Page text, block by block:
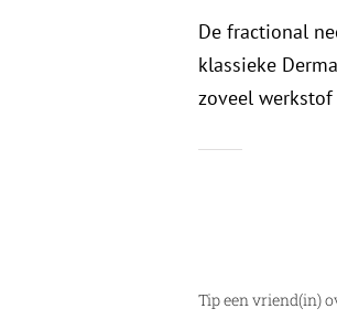
De fractional
klassieke
zoveel
Tip een vriend(in)